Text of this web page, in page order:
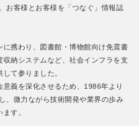
お客様とお客様を「つなぐ」情報誌
に携わり、図書館・博物館向け免震書
納システムなど、社会インフラを支
て参りました。
意義を深化させるため、1986年より
、微力ながら技術開発や業界の歩み
す。